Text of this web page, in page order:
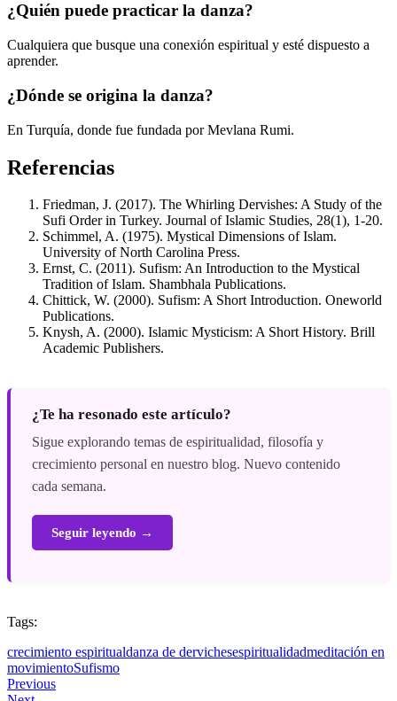
¿Quién puede practicar la danza?
Cualquiera que busque una conexión espiritual y esté dispuesto a
aprender.
¿Dónde se origina la danza?
En Turquía, donde fue fundada por Mevlana Rumi.
Referencias
Friedman, J. (2017). The Whirling Dervishes: A Study of the
Sufi Order in Turkey. Journal of Islamic Studies, 28(1), 1-20.
Schimmel, A. (1975). Mystical Dimensions of Islam.
University of North Carolina Press.
Ernst, C. (2011). Sufism: An Introduction to the Mystical
Tradition of Islam. Shambhala Publications.
Chittick, W. (2000). Sufism: A Short Introduction. Oneworld
Publications.
Knysh, A. (2000). Islamic Mysticism: A Short History. Brill
Academic Publishers.
¿Te ha resonado este artículo?
Sigue explorando temas de espiritualidad, filosofía y
crecimiento personal en nuestro blog. Nuevo contenido
cada semana.
Seguir leyendo →
Tags:
crecimiento espiritualdanza de dervichesespiritualidadmeditación en
movimientoSufismo
Previous